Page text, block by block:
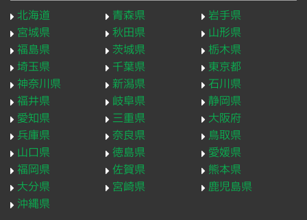
北海道 青森県
岩手県
宮城県
秋田県
山形県
福島県
茨城県
栃木県
埼玉県
千葉県
東京都
神奈川県
新潟県
石川県
福井県
岐阜県
静岡県
愛知県
三重県
大阪府
兵庫県
奈良県
鳥取県
山口県
徳島県
愛媛県
福岡県
佐賀県
熊本県
大分県
宮崎県
鹿児島県
沖縄県